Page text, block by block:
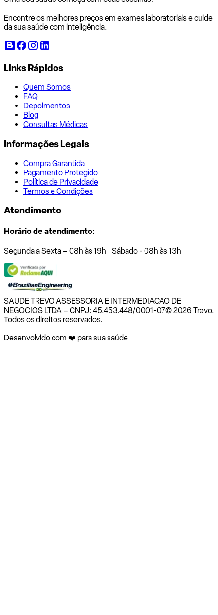
Encontre os melhores preços em exames laboratoriais e cuide
da sua saúde com inteligência.
Links Rápidos
Quem Somos
FAQ
Depoimentos
Blog
Consultas Médicas
Informações Legais
Compra Garantida
Pagamento Protegido
Política de Privacidade
Termos e Condições
Atendimento
Horário de atendimento:
Segunda a Sexta – 08h às 19h | Sábado - 08h às 13h
SAUDE TREVO ASSESSORIA E INTERMEDIACAO DE
NEGOCIOS LTDA – CNPJ: 45.453.448/0001-07© 2026 Trevo.
Todos os direitos reservados.
Desenvolvido com ❤️ para sua saúde